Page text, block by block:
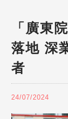
「廣東
落地 深
者
24/07/2024